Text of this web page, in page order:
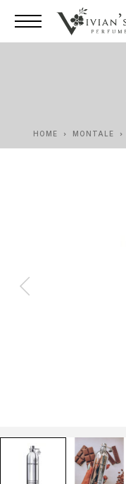
HOME MONTALE